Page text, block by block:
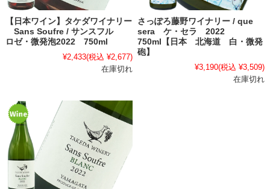
【日本ワイン】タケダワイナリー
Sans Soufre / サンスフル
ロゼ・微発泡2022 750ml
¥2,433(税込 ¥2,677)
在庫切れ
さっぽろ藤野ワイナリー / que
sera ケ・セラ 2022
750ml【日本 北海道 白・微発
砲】
¥3,190(税込 ¥3,509)
在庫切れ